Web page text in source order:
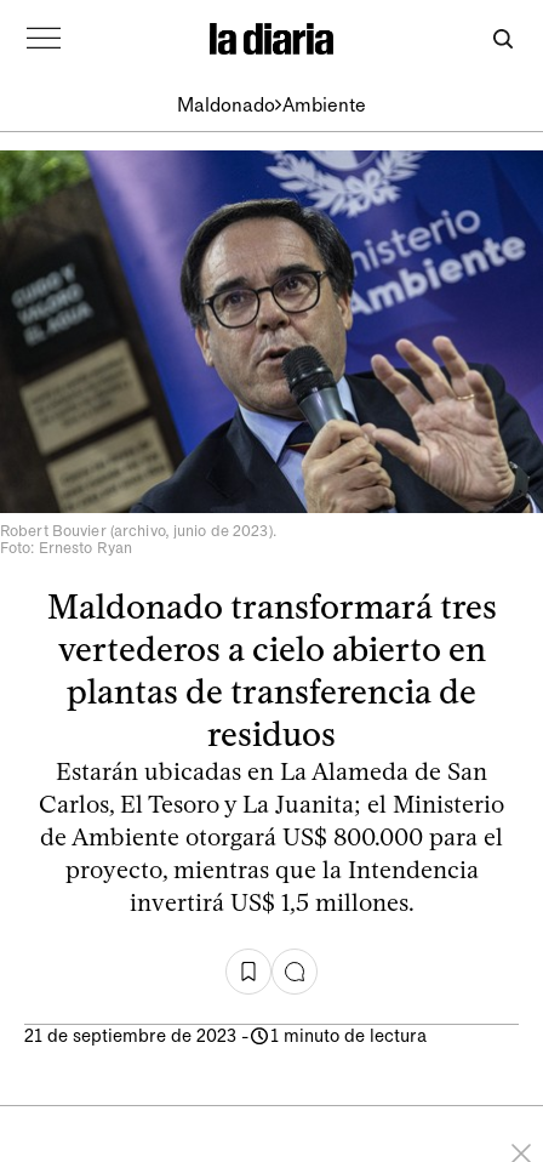
Maldonado Ambiente
Robert Bouvier (archivo, junio de 2023).
Foto: Ernesto Ryan
Maldonado transformará tres
vertederos a cielo abierto en
plantas de transferencia de
residuos
Estarán ubicadas en La Alameda de San
Carlos, El Tesoro y La Juanita; el Ministerio
de Ambiente otorgará US$ 800.000 para el
proyecto, mientras que la Intendencia
invertirá US$ 1,5 millones.
21 de septiembre de 2023 - 1 minuto de lectura